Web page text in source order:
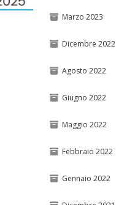
Marzo 2023
Dicembre 2022
Agosto 2022
Giugno 2022
Maggio 2022
Febbraio 2022
Gennaio 2022